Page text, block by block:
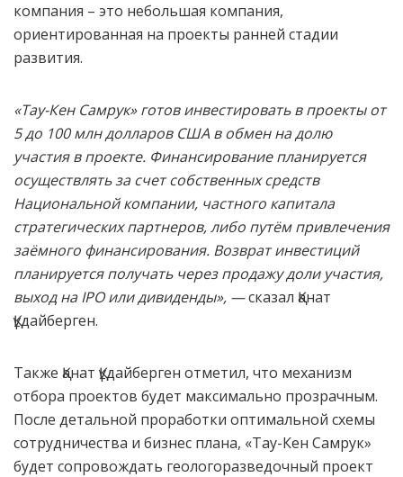
компания – это небольшая компания,
ориентированная на проекты ранней стадии
развития.
«Тау-Кен Самрук» готов инвестировать в проекты от
5 до 100 млн долларов США в обмен на долю
участия в проекте. Финансирование планируется
осуществлять за счет собственных средств
Национальной компании, частного капитала
стратегических партнеров, либо путём привлечения
заёмного финансирования. Возврат инвестиций
планируется получать через продажу доли участия,
выход наIPOили дивиденды», —сказал Қанат
Құдайберген.
Также Қанат Құдайберген отметил, что механизм
отбора проектов будет максимально прозрачным.
После детальной проработки оптимальной схемы
сотрудничества и бизнес плана, «Тау-Кен Самрук»
будет сопровождать геологоразведочный проект